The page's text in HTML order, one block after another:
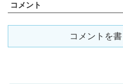
コメント
コメントを